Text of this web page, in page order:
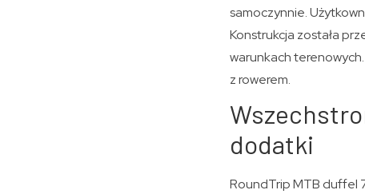
samoczynnie.
Konstrukcja została
warunkach
z rowerem.
dodatki
RoundTrip MTB duffel